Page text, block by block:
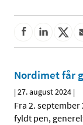
Nordimet får
|27. august 2024 |
Fra 2.
fyldt pen,